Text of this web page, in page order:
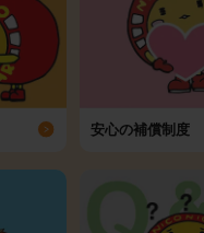
安心の補償制度